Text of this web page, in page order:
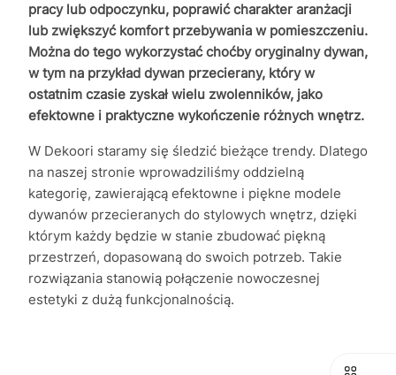
pracy lub odpoczynku, poprawić charakter aranżacji
lub zwiększyć komfort przebywania w pomieszczeniu.
Można do tego wykorzystać choćby oryginalny dywan,
w tym na przykład dywan przecierany, który w
ostatnim czasie zyskał wielu zwolenników, jako
efektowne i praktyczne wykończenie różnych wnętrz.
W Dekoori staramy się śledzić bieżące trendy. Dlatego
na naszej stronie wprowadziliśmy oddzielną
kategorię, zawierającą efektowne i piękne modele
dywanów przecieranych do stylowych wnętrz, dzięki
którym każdy będzie w stanie zbudować piękną
przestrzeń, dopasowaną do swoich potrzeb. Takie
rozwiązania stanowią połączenie nowoczesnej
estetyki z dużą funkcjonalnością.